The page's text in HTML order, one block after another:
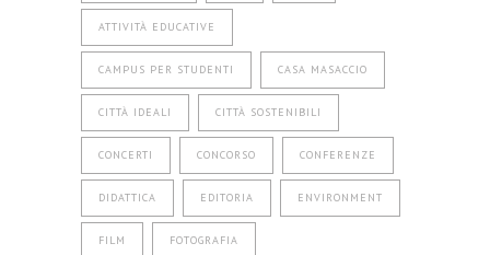
ATTIVITÀ EDUCATIVE
CAMPUS PER STUDENTI CASA MASACCIO
CITTÀ IDEALI CITTÀ SOSTENIBILI
CONCERTI CONCORSO CONFERENZE
DIDATTICA EDITORIA ENVIRONMENT
FILM FOTOGRAFIA